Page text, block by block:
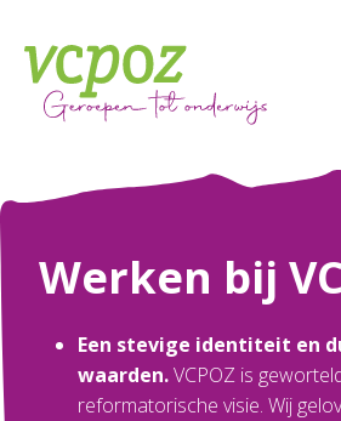
naar
inhoud
Werken bij
Een stevige identiteit en
waarden.VCPOZ is
reformatorische visie. Wij